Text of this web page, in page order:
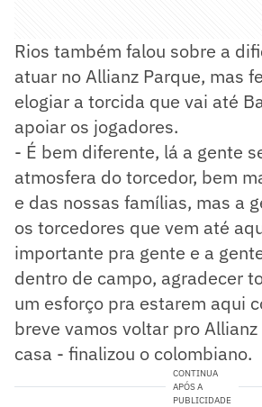
Rios também falou sobre a
atuar no Allianz Parque, mas
elogiar a torcida que vai até
apoiar os jogadores.
- É bem diferente, lá a gente
atmosfera do torcedor, bem
e das nossas famílias, mas a
os torcedores que vem até
importante pra gente e a
dentro de campo, agradecer
um esforço pra estarem aqui
breve vamos voltar pro
casa - finalizou o colombiano.
CONTINUA
APÓS A
PUBLICIDADE